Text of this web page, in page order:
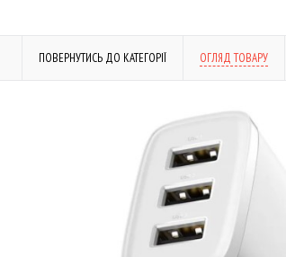
ПОВЕРНУТИСЬ ДО КАТЕГОРІЇ ОГЛЯД ТОВАРУ